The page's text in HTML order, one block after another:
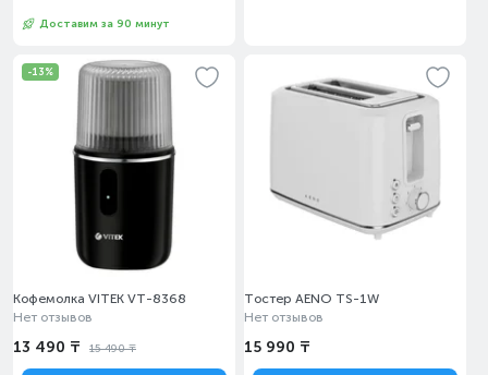
Доставим за 90 минут
-13%
Кофемолка VITEK VT-8368
Нет отзывов
13 490 ₸ 15 490 ₸
Тостер AENO TS-1W
Нет отзывов
15 990 ₸